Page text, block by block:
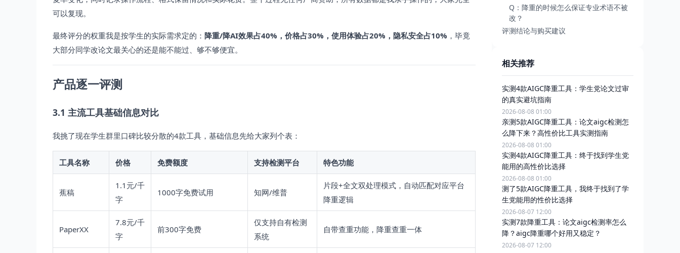
可以复现。
最终评分的权重我是按学生的实际需求定的： 降重/降AI效果占40%，价格占30%，使用体验占20%，隐私安全占10% ，毕竟
大部分同学改论文最关心的还是能不能过、够不够便宜。
产品逐一评测
3.1 主流工具基础信息对比
我挑了现在学生群里口碑比较分散的4款工具，基础信息先给大家列个表：
工具名称 价格 免费额度 支持检测平台 特色功能
蕉稿
1.1元/千
字
1000字免费试用 知网/维普
片段+全文双处理模式，自动匹配对应平台
降重逻辑
PaperXX
7.8元/千
字
前300字免费
仅支持自有检测
系统
自带查重功能，降重查重一体
Q：降重的时候怎么保证专业术语不被
改？
评测结论与购买建议
相关推荐
实测4款AIGC降重工具：学生党论文过审
的真实避坑指南
2026-08-08 01:00
亲测5款AIGC降重工具：论文aigc检测怎
么降下来？高性价比工具实测指南
2026-08-08 01:00
实测4款AIGC降重工具：终于找到学生党
能用的高性价比选择
2026-08-08 01:00
测了5款AIGC降重工具，我终于找到了学
生党能用的性价比选择
2026-08-07 12:00
实测7款降重工具：论文aigc检测率怎么
降？aigc降重哪个好用又稳定？
2026-08-07 12:00